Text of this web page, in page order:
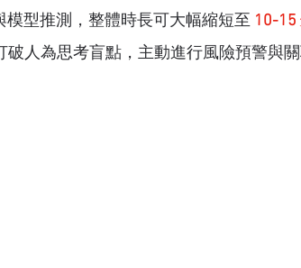
模型推測，整體時長可大幅縮短至 10-15
破人為思考盲點，主動進行風險預警與